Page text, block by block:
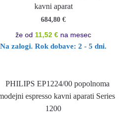
kavni aparat
684,80€
že od 11,52 € na mesec
Na zalogi. Rok dobave: 2 - 5 dni.